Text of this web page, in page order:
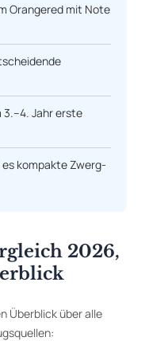
Orangered mit Note
Jahr erste
kompakte Zwerg-
2026,
Überblick über alle